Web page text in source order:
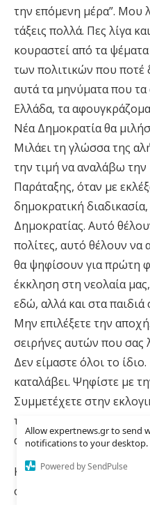
Allow expertnews.gr to send
notifications to your desktop.
Powered by SendPulse
την επόμενη μέρα”. Μου
τάξεις πολλά. Πες λίγα
κουραστεί από τα
των πολιτικών που ποτέ
αυτά τα μηνύματα που
Ελλάδα, τα
Νέα Δημοκρατία θα
Μιλάει τη γλώσσα της
την τιμή να αναλάβω την
Παράταξης, όταν με
δημοκρατική
Δημοκρατίας. Αυτό
πολίτες, αυτό θέλουν να
θα ψηφίσουν για πρώτη
έκκληση στη νεολαία
εδώ, αλλά και στα παιδιά
Μην επιλέξετε την
σειρήνες αυτών που σας
Δεν είμαστε όλοι το
καταλάβει. Ψηφίστε με
Συμμετέχετε στην
το δικό σας μέλλον. Γιατί
αγωνιζόμαστε όλοι μαζί.
Κάνω λοιπόν και εδώ
όλους τους